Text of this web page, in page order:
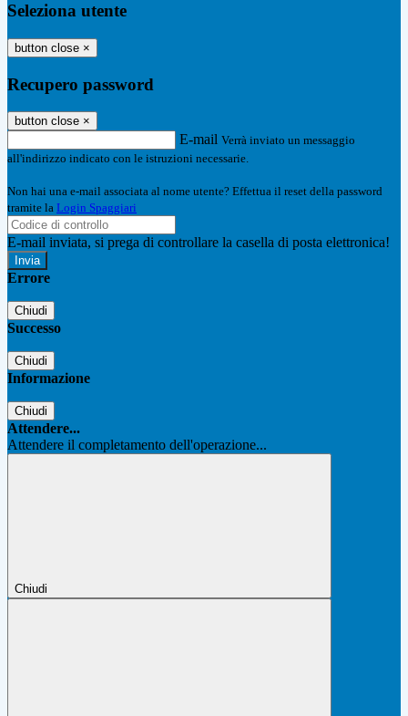
Seleziona utente
button close ×
Recupero password
button close ×
E-mail Verrà inviato un messaggio
all'indirizzo indicato con le istruzioni necessarie.
Non hai una e-mail associata al nome utente? Effettua il reset della password
tramite la Login Spaggiari
E-mail inviata, si prega di controllare la casella di posta elettronica!
Errore
Chiudi
Successo
Chiudi
Informazione
Chiudi
Attendere...
Attendere il completamento dell'operazione...
Chiudi